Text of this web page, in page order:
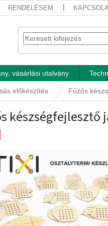
RENDELÉSEM
vásárlási utalvány
előkészítés Fűzős
készségfejlesztő